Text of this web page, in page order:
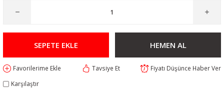
SEPETE EKLE HEMEN AL
Tavsiye Et
Fiyatı Düşünce Haber Ver
Karşılaştır